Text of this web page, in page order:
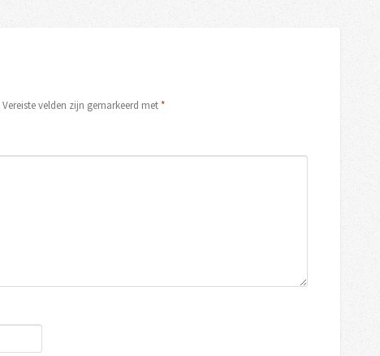
Vereiste velden zijn gemarkeerd met*